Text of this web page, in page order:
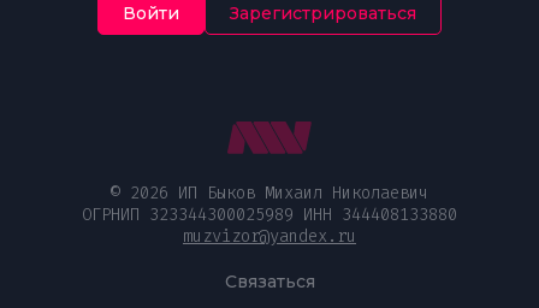
Войти Зарегистрироваться
© 2026 ИП Быков Михаил Николаевич
ОГРНИП 323344300025989 ИНН 344408133880
muzvizor@yandex.ru
Связаться